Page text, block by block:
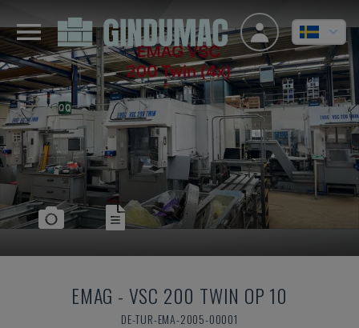
EMAG - VSC 200 TWIN OP 10
DE-TUR-EMA-2005-00001